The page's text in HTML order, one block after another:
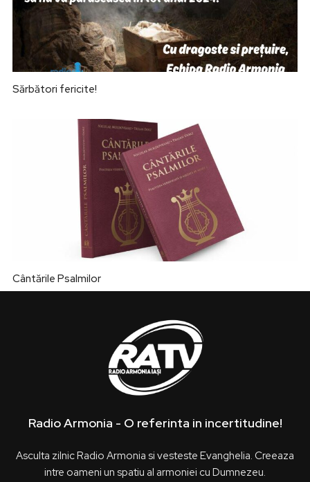
Sărbători fericite!
Cântările Psalmilor
Radio Armonia - O referinta in incertitudine!
Asculta zilnic Radio Armonia si vesteste Evanghelia. Creeaza
intre oameni un spatiu al armoniei cu Dumnezeu.